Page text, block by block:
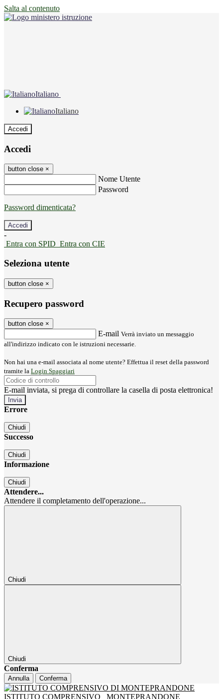
Salta al contenuto
Italiano
Italiano
Accedi
Accedi
button close ×
Nome Utente
Password
Password dimenticata?
-
Entra con SPID Entra con CIE
Seleziona utente
button close ×
Recupero password
button close ×
E-mail Verrà inviato un messaggio
all'indirizzo indicato con le istruzioni necessarie.
Non hai una e-mail associata al nome utente? Effettua il reset della password
tramite la Login Spaggiari
E-mail inviata, si prega di controllare la casella di posta elettronica!
Errore
Chiudi
Successo
Chiudi
Informazione
Chiudi
Attendere...
Attendere il completamento dell'operazione...
Chiudi
Chiudi
Conferma
Annulla Conferma
ISTITUTO COMPRENSIVO
MONTEPRANDONE